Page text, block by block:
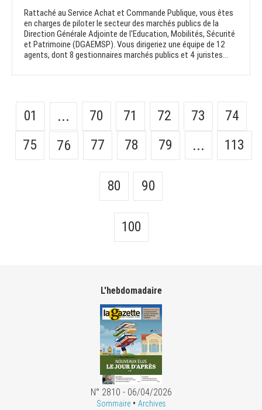
Rattaché au Service Achat et Commande Publique, vous êtes
en charges de piloter le secteur des marchés publics de la
Direction Générale Adjointe de l'Education, Mobilités, Sécurité
et Patrimoine (DGAEMSP). Vous dirigeriez une équipe de 12
agents, dont 8 gestionnaires marchés publics et 4 juristes...
01 ... 70 71 72 73
74
75
76 77 78 79 ... 113
80 90
100
L'hebdomadaire
N° 2810 - 06/04/2026
Sommaire • Archives